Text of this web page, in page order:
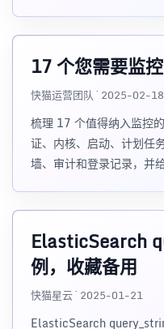
17 个您需要监
快猫运营团队 · 2025-02-18
梳理 17 个值得纳入监控
证、内核、启动、计划任
墙、审计和登录记录，并
ElasticSearch
例，收藏备用
快猫星云 · 2025-01-21
ElasticSearch